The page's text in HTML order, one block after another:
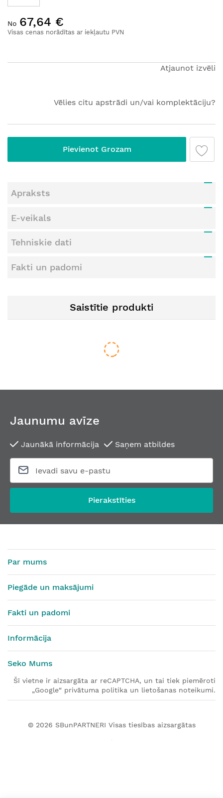
uz
galerijas
Visas cenas norādītas ar iekļautu PVN
No 67,64 €
Atjaunot izvēli
Vēlies citu apstrādi un/vai komplektāciju?
Pievienot Grozam
Apraksts
E-veikals
Tehniskie dati
Fakti un padomi
Saistītie produkti
Durvju rokturis QUID ZINCRAL 390 RB
No 54,11 €
No 107,18 €
Jaunumu avīze
Jaunākā informācija Saņem atbildes
Pierakstīties
Par mums
Piegāde un maksājumi
Fakti un padomi
Informācija
Seko Mums
Šī vietne ir aizsargāta ar reCAPTCHA, un tai tiek piemēroti
„Google“ privātuma politika un lietošanas noteikumi.
© 2026 SBunPARTNERI Visas tiesības aizsargātas